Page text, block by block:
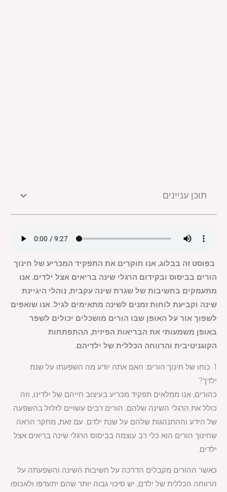
תוכן עניינים
בפוסט זה בבלוג, אנו חוקרים את התפקיד המכריע של חינוך
הורים בביסוס ובקידום הרגלי שינה בריאים אצל ילדים. אנו
מתעמקים בחשיבות של שגרת שינה עקבית, נוהלי היגיינת
שינה וקביעת לוחות זמנים לשינה מתאימים לגיל. אנו שואפים
לשפוך אור על האופן שבו הורים מושכלים יכולים לשפר
באופן משמעותי את הבריאות הפיזית, ההתפתחות
הקוגניטיבית והרווחה הכללית של ילדיהם.
1. כוחו של חינוך הורים: האם אתה יודע מה השפעתו על שנת
ילדך?
כהורים, אנו ממלאים תפקיד מכריע בעיצוב חייהם של ילדינו, וזה
כולל את הרגלי השינה שלהם. הורים רבים עשויים לזלזל בהשפעה
של הידע וההתנהגות שלהם על שנת ילדם. עם זאת, מחקר הראה
שחינוך הורים הוא כלי רב עוצמה בביסוס הרגלי שינה בריאים אצל
ילדים.
כאשר ההורים מקבלים הדרכה על חשיבות השינה והשפעתה על
הרווחה הכללית של ילדם, יש סיכוי גבוה יותר שהם יתעדפו ולאכופו